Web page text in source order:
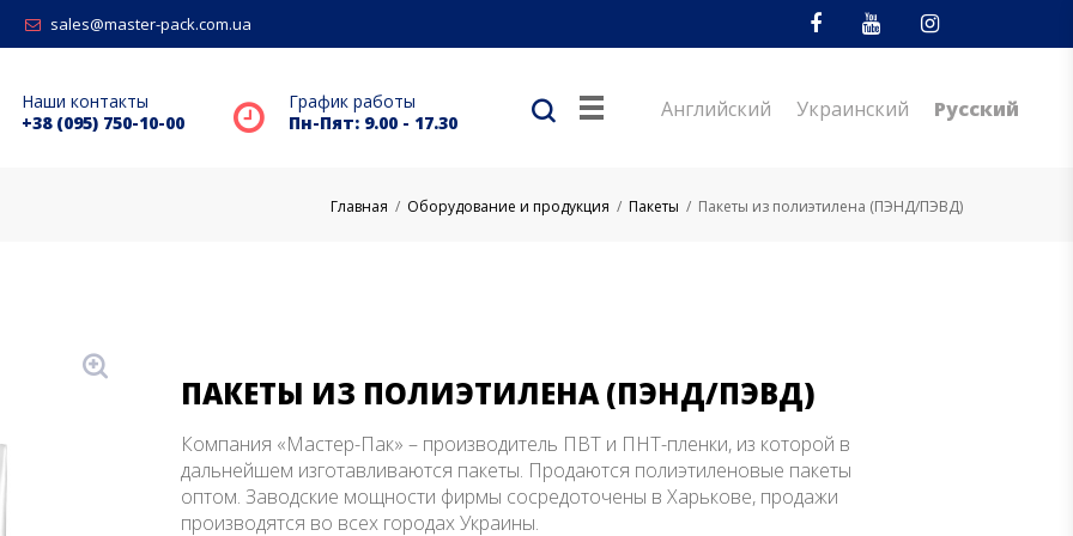
sales@master-pack.com.ua
Наши контакты
+38 (095) 750-10-00
График работы
Пн-Пят: 9.00 - 17.30
Английский Украинский Русский
Главная / Оборудование и продукция / Пакеты / Пакеты из полиэтилена (ПЭНД/ПЭВД)
ПАКЕТЫ ИЗ ПОЛИЭТИЛЕНА (ПЭНД/ПЭВД)
Компания «Мастер-Пак» – производитель ПВТ и ПНТ-пленки, из которой в
дальнейшем изготавливаются пакеты. Продаются полиэтиленовые пакеты
оптом. Заводские мощности фирмы сосредоточены в Харькове, продажи
производятся во всех городах Украины.